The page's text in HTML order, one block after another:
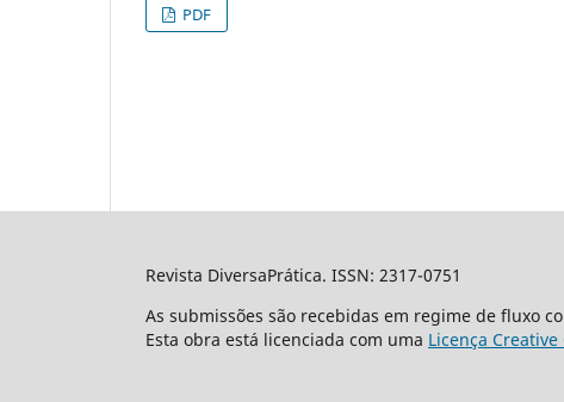
PDF
Revista DiversaPrática. ISSN: 2317-0751
As submissões são recebidas em regime de fluxo
Esta obra está licenciada com uma Licença